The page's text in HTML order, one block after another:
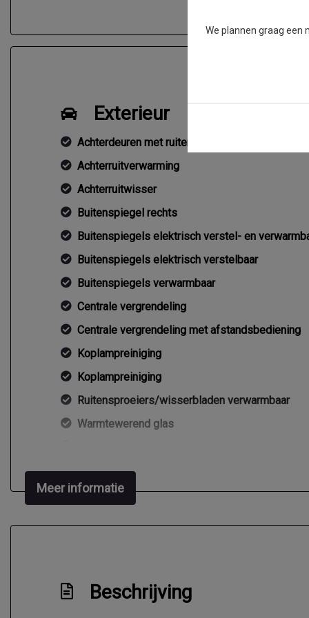
Exterieur
Achterdeuren met ruiten
Achterruitverwarming
Achterruitwisser
Buitenspiegel rechts
Buitenspiegels elektrisch verstel- en
Buitenspiegels elektrisch verstelbaar
Buitenspiegels verwarmbaar
Centrale vergrendeling
Centrale vergrendeling met afstandsbediening
Koplampreiniging
Koplampreiniging
Ruitensproeiers/wisserbladen verwarmbaar
Warmtewerend glas
Meer informatie
Beschrijving
We plannen graag een